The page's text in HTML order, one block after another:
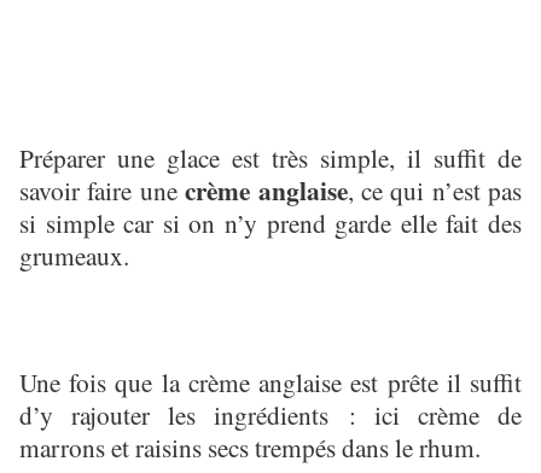
Préparer une glace est très simple, il suffit de
savoir faire unecrème anglaise, ce qui n’est pas
si simple car si on n’y prend garde elle fait des
grumeaux.
Une fois que la crème anglaise est prête il suffit
d’y rajouter les ingrédients : ici crème de
marrons et raisins secs trempés dans le rhum.